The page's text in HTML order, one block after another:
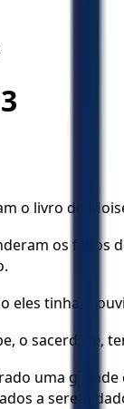
o livro de
os filhos
eles tinham
o sacerdote,
uma
a serem